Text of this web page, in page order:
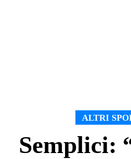
ALTRI
Semplici: